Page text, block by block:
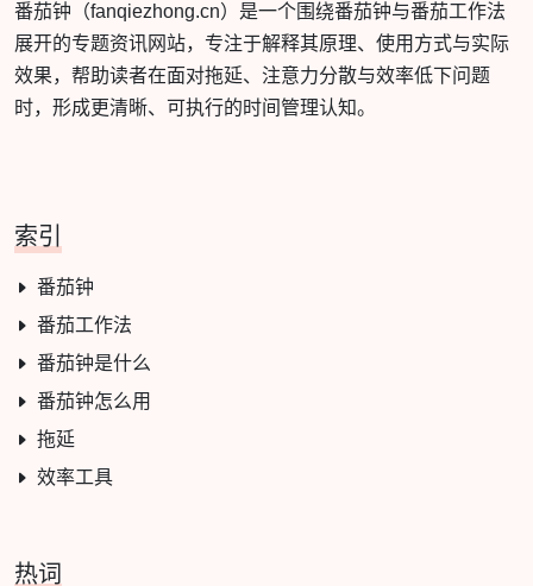
番茄钟（fanqiezhong.cn）是一个围绕番茄钟与番茄工作法
展开的专题资讯网站，专注于解释其原理、使用方式与实际
效果，帮助读者在面对拖延、注意力分散与效率低下问题
时，形成更清晰、可执行的时间管理认知。
索引
番茄钟
番茄工作法
番茄钟是什么
番茄钟怎么用
拖延
效率工具
热词